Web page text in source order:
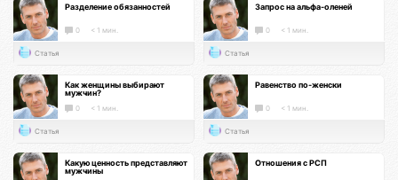
Разделение обязанностей
0 < 1 мин.
Статья
Запрос на альфа-оленей
0 < 1 мин.
Статья
Как женщины выбирают
мужчин?
0 < 1 мин.
Статья
Равенство по-женски
0 < 1 мин.
Статья
Какую ценность представляют
мужчины
Отношения с РСП